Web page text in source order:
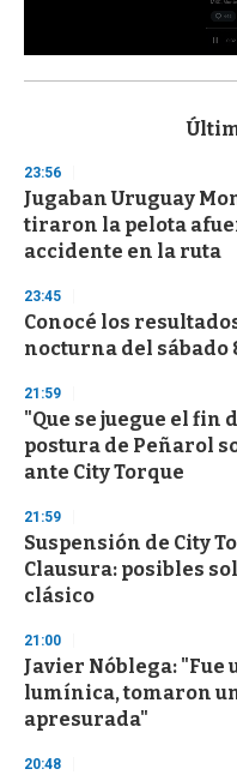
s
d
s
o
f
3
s
e
c
o
d
s
23:56
Jugaban Uruguay
tiraron la pelota
accidente en la ruta
23:45
Conocé los
nocturna del sábado
21:59
"Que se juegue el fin
postura de Peñarol
ante City Torque
21:59
Suspensión de City
Clausura: posibles
clásico
21:00
Javier Nóblega: "Fue
lumínica, tomaron
apresurada"
20:48